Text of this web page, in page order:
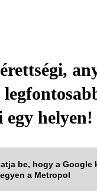
egy helyen!
be, hogy a Google
a Metropol